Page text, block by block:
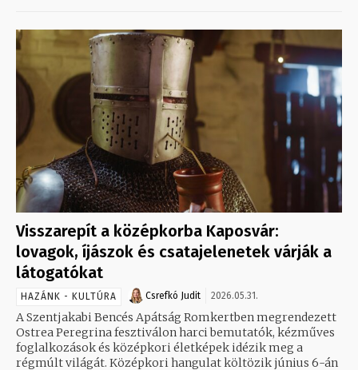
Visszarepít a középkorba Kaposvár:
lovagok, íjászok és csatajelenetek várják a
látogatókat
HAZÁNK - KULTÚRA Csrefkó Judit 2026.05.31.
A Szentjakabi Bencés Apátság Romkertben megrendezett
Ostrea Peregrina fesztiválon harci bemutatók, kézműves
foglalkozások és középkori életképek idézik meg a
régmúlt világát. Középkori hangulat költözik június 6-án